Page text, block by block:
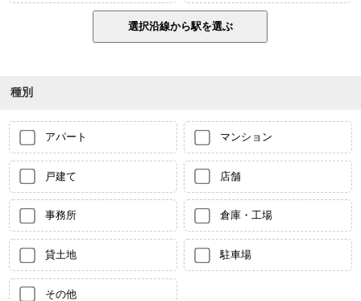
種別
アパート マンション
戸建て 店舗
事務所 倉庫・工場
貸土地 駐車場
その他